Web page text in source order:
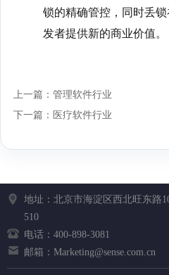
锁的精确管控，同时丢
发者提供新的商业价值。
上一篇：管理软件行业
下一篇：医疗软件行业
地址：北京市海淀区西北旺东路
510
电话：400-898-3081
邮箱：Marketing@sense.com.cn